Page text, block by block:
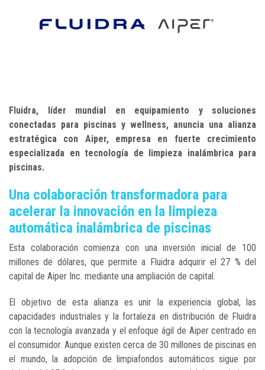
Fluidra, líder mundial en equipamiento y soluciones
conectadas para piscinas y wellness, anuncia una alianza
estratégica con Aiper, empresa en fuerte crecimiento
especializada en tecnología de limpieza inalámbrica para
piscinas.
Una colaboración transformadora para
acelerar la innovación en la limpieza
automática inalámbrica de piscinas
Esta colaboración comienza con una inversión inicial de 100
millones de dólares, que permite a Fluidra adquirir el 27 % del
capital de Aiper Inc. mediante una ampliación de capital.
El objetivo de esta alianza es unir la experiencia global, las
capacidades industriales y la fortaleza en distribución de Fluidra
con la tecnología avanzada y el enfoque ágil de Aiper centrado en
el consumidor. Aunque existen cerca de 30 millones de piscinas en
el mundo, la adopción de limpiafondos automáticos sigue por